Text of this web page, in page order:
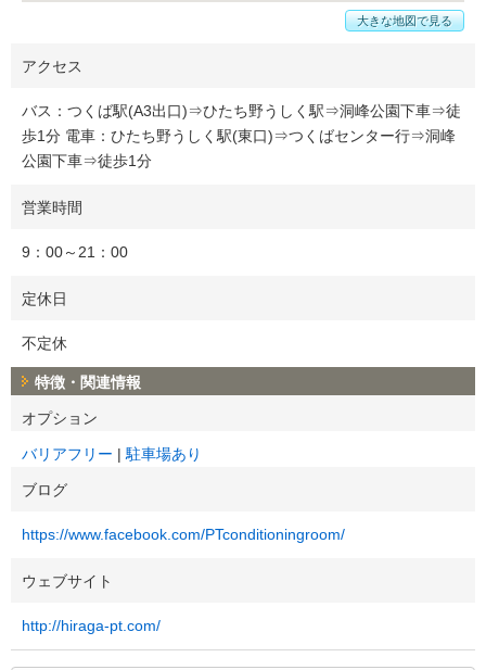
大きな地図で見る
アクセス
バス：つくば駅(A3出口)⇒ひたち野うしく駅⇒洞峰公園下車⇒徒
歩1分 電車：ひたち野うしく駅(東口)⇒つくばセンター行⇒洞峰
公園下車⇒徒歩1分
営業時間
9：00～21：00
定休日
不定休
特徴・関連情報
オプション
バリアフリー 駐車場あり
ブログ
https://www.facebook.com/PTconditioningroom/
ウェブサイト
http://hiraga-pt.com/